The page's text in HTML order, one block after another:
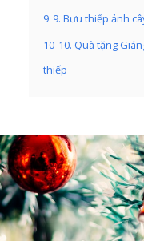
9 9. Bưu thiếp ảnh
10 10. Quà tặng
thiếp